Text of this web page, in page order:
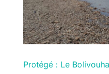
Protégé : Le